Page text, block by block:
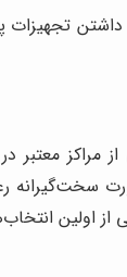
داشتن تجهیزات
معتبر
اولین